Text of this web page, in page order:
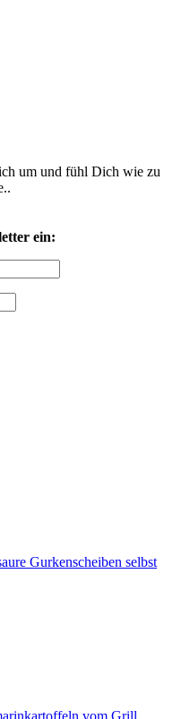
um und fühl Dich wie zu
ein:
Gurkenscheiben selbst
vom Grill